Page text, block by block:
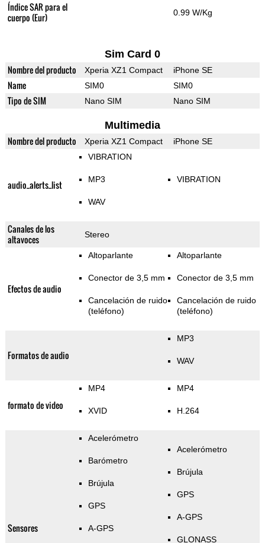
Índice SAR para el
cuerpo (Eur)
0.99 W/Kg
Sim Card 0
Nombre del producto Xperia XZ1 Compact iPhone SE
Name SIM0 SIM0
Tipo de SIM Nano SIM Nano SIM
Multimedia
Nombre del producto Xperia XZ1 Compact iPhone SE
audio_alerts_list
VIBRATION
MP3
WAV
VIBRATION
Canales de los
altavoces
Stereo
Efectos de audio
Altoparlante
Conector de 3,5 mm
Cancelación de ruido
(teléfono)
Altoparlante
Conector de 3,5 mm
Cancelación de ruido
(teléfono)
Formatos de audio
MP3
WAV
formato de video
MP4
XVID
MP4
H.264
Sensores
Acelerómetro
Barómetro
Brújula
GPS
A-GPS
Acelerómetro
Brújula
GPS
A-GPS
GLONASS